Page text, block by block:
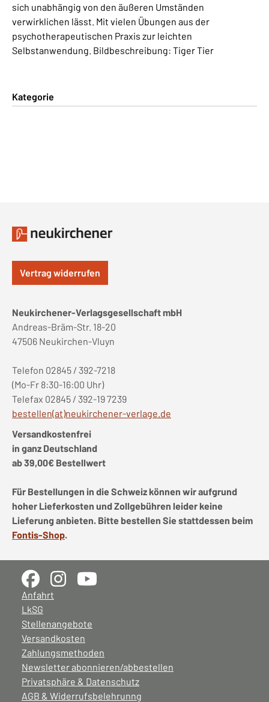
sich unabhängig von den äußeren Umständen
verwirklichen lässt. Mit vielen Übungen aus der
psychotherapeutischen Praxis zur leichten
Selbstanwendung. Bildbeschreibung: Tiger Tier
Kategorie
Vertrag widerrufen
Neukirchener-Verlagsgesellschaft mbH
Andreas-Bräm-Str. 18-20
47506 Neukirchen-Vluyn
Telefon 02845 / 392-7218
(Mo-Fr 8:30-16:00 Uhr)
Telefax 02845 / 392-19 7239
bestellen(at)neukirchener-verlage.de
Versandkostenfrei
in ganz Deutschland
ab 39,00€ Bestellwert
Für Bestellungen in die Schweiz können wir aufgrund
hoher Lieferkosten und Zollgebühren leider keine
Lieferung anbieten. Bitte bestellen Sie stattdessen beim
Fontis-Shop.
Anfahrt
LkSG
Stellenangebote
Versandkosten
Zahlungsmethoden
Newsletter abonnieren/abbestellen
Privatsphäre & Datenschutz
AGB & Widerrufsbelehrunng